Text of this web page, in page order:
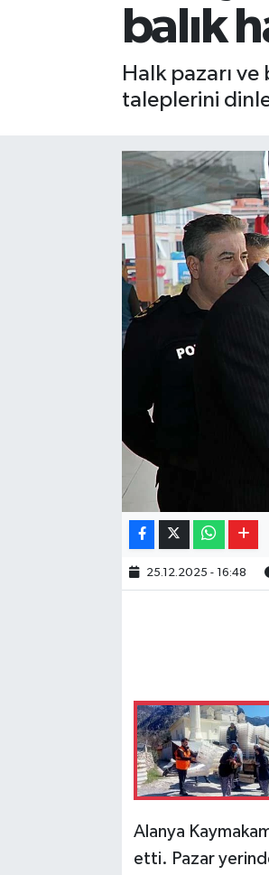
balık
Halk pazarı
taleplerini
25.12.2025 - 16:48
Alanya
etti. Pazar
Gizlilik İlkeleri - Privacy Policy